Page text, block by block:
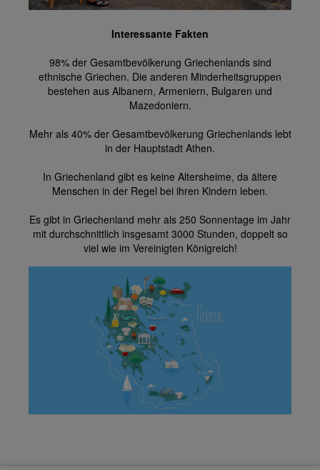
Interessante Fakten
98% der Gesamtbevölkerung Griechenlands sind
ethnische Griechen. Die anderen Minderheitsgruppen
bestehen aus Albanern, Armeniern, Bulgaren und
Mazedoniern.
Mehr als 40% der Gesamtbevölkerung Griechenlands lebt
in der Hauptstadt Athen.
In Griechenland gibt es keine Altersheime, da ältere
Menschen in der Regel bei ihren Kindern leben.
Es gibt in Griechenland mehr als 250 Sonnentage im Jahr
mit durchschnittlich insgesamt 3000 Stunden, doppelt so
viel wie im Vereinigten Königreich!